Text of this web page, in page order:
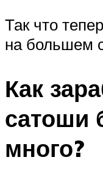
Так что
на большем
Как
сатоши
много?